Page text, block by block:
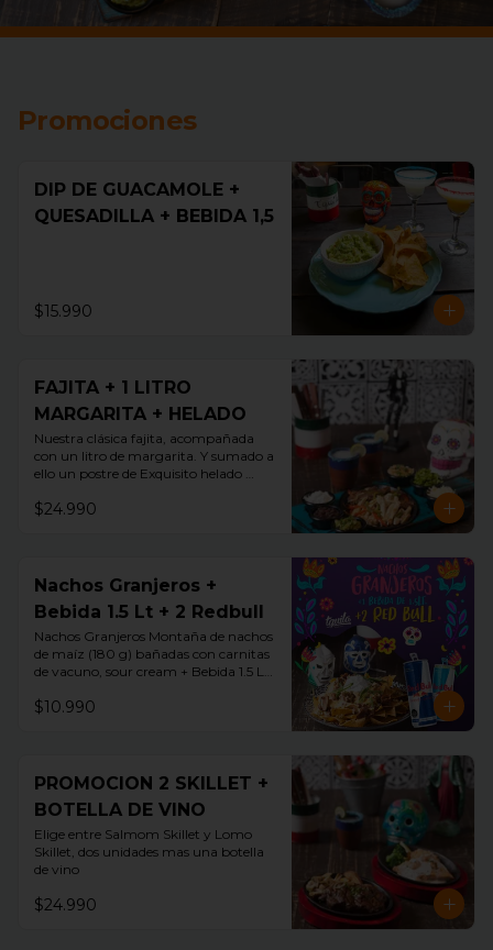
Promociones
DIP DE GUACAMOLE +
QUESADILLA + BEBIDA 1,5
$15.990
FAJITA + 1 LITRO
MARGARITA + HELADO
Nuestra clásica fajita, acompañada
con un litro de margarita. Y sumado a
ello un postre de Exquisito helado
$24.990
Nachos Granjeros +
Bebida 1.5 Lt + 2 Redbull
Nachos Granjeros Montaña de nachos
de maíz (180 g) bañadas con carnitas
de vacuno, sour cream + Bebida 1.5 LT
$10.990
PROMOCION 2 SKILLET +
BOTELLA DE VINO
Elige entre Salmom Skillet y Lomo
Skillet, dos unidades mas una botella
de vino
$24.990